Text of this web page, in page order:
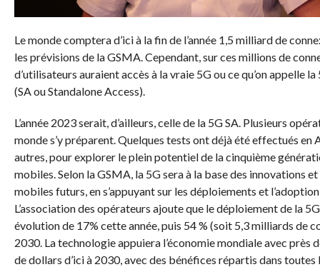
Le monde comptera d’ici à la fin de l’année 1,5 milliardde
les prévisions de laGSMA.Cependant, sur ces millions de
d’utilisateurs auraient accès à la vraie 5Gou ce qu’on appelle la
(SA ouStandaloneAccess).
L’année 2023 serait, d’ailleurs, celle de la 5GSA.Plusieurs
monde s’y préparent.Quelques tests ont déjà été effectués en
autres, pour explorer le plein potentiel de la cinquième
mobiles.Selon laGSMA, la 5Gsera à la base des innovations
mobiles futurs, en s’appuyant sur les déploiements et
L’association des opérateurs ajoute que le déploiement de la 5G
évolution de 17% cette année, puis 54 % (soit 5,3 milliards de
2030.La technologie appuiera l’économie mondiale avec près
de dollars d’ici à 2030, avec des bénéfices répartis dans toutes